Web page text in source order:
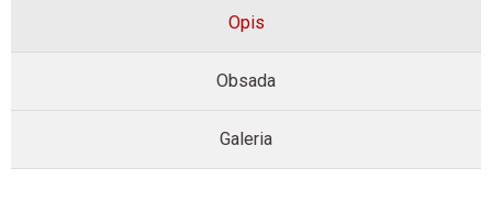
Opis
Obsada
Galeria